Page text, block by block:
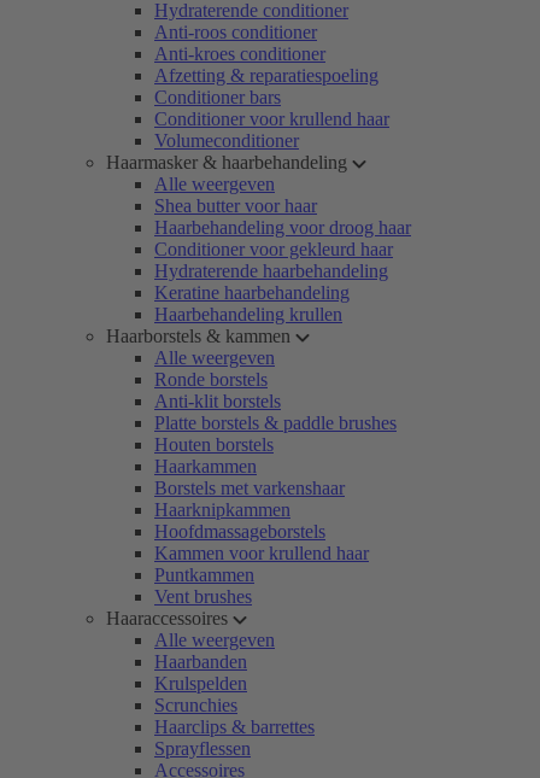
Hydraterende conditioner
Anti-roos conditioner
Anti-kroes conditioner
Afzetting & reparatiespoeling
Conditioner bars
Conditioner voor krullend haar
Volumeconditioner
Haarmasker & haarbehandeling
Alle weergeven
Shea butter voor haar
Haarbehandeling voor droog haar
Conditioner voor gekleurd haar
Hydraterende haarbehandeling
Keratine haarbehandeling
Haarbehandeling krullen
Haarborstels & kammen
Alle weergeven
Ronde borstels
Anti-klit borstels
Platte borstels & paddle brushes
Houten borstels
Haarkammen
Borstels met varkenshaar
Haarknipkammen
Hoofdmassageborstels
Kammen voor krullend haar
Puntkammen
Vent brushes
Haaraccessoires
Alle weergeven
Haarbanden
Krulspelden
Scrunchies
Haarclips & barrettes
Sprayflessen
Accessoires